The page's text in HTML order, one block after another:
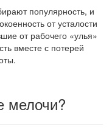
популярность, и
от усталости
от рабочего «улья»
вместе с потерей
мелочи?